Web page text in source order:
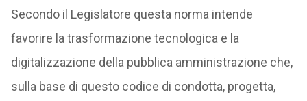
Secondo il Legislatore questa norma intende
favorire la trasformazione tecnologica e la
digitalizzazione della pubblica amministrazione che,
sulla base di questo codice di condotta, progetta,